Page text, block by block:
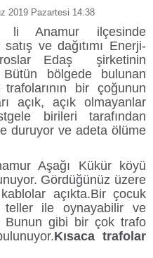
2019 Pazartesi 14:38
li Anamur ilçesinde
ve dağıtımı Enerji-
Edaş şirketinin
bölgede bulunan
bir çoğunun
açık, açık olmayanlar
birileri tarafından
duruyor ve adeta ölüme
Aşağı Kükür köyü
Gördüğünüz üzere
açıkta.Bir çocuk
teller ile oynayabilir ve
Bunun gibi bir çok trafo
Kısaca trafolar